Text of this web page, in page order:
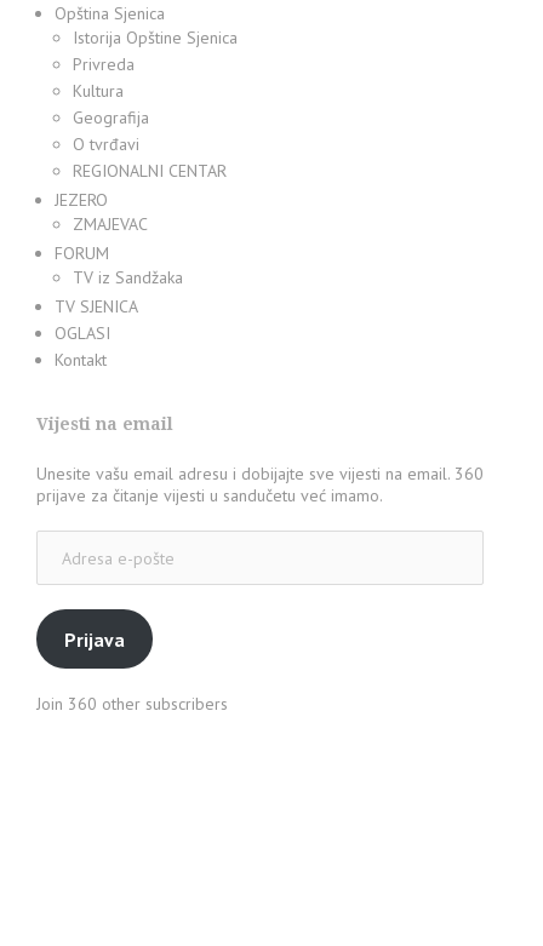
Opština Sjenica
Istorija Opštine Sjenica
Privreda
Kultura
Geografija
O tvrđavi
REGIONALNI CENTAR
JEZERO
ZMAJEVAC
FORUM
TV iz Sandžaka
TV SJENICA
OGLASI
Kontakt
Vijesti na email
Unesite vašu email adresu i dobijajte sve vijesti na email. 360
prijave za čitanje vijesti u sandučetu već imamo.
pošte
Prijava
Join 360 other subscribers